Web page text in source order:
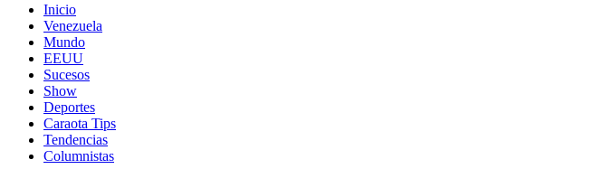
Inicio
Venezuela
Mundo
EEUU
Sucesos
Show
Deportes
Caraota Tips
Tendencias
Columnistas